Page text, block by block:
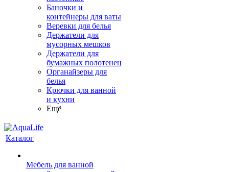
Баночки и
контейнеры для ваты
Веревки для белья
Держатели для
мусорных мешков
Держатели для
бумажных полотенец
Органайзеры для
белья
Крючки для ванной
и кухни
Ещё
Каталог
Мебель для ванной